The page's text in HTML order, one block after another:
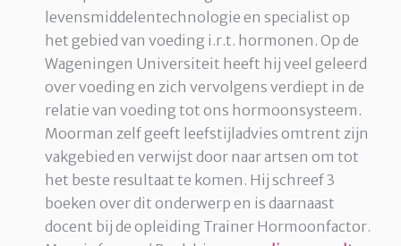
levensmiddelentechnologie en specialist op
het gebied van voeding i.r.t. hormonen. Op de
Wageningen Universiteit heeft hij veel geleerd
over voeding en zich vervolgens verdiept in de
relatie van voeding tot ons hormoonsysteem.
Moorman zelf geeft leefstijladvies omtrent zijn
vakgebied en verwijst door naar artsen om tot
het beste resultaat te komen. Hij schreef 3
boeken over dit onderwerp en is daarnaast
docent bij de opleiding Trainer Hormoonfactor.